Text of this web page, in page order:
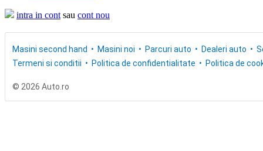
intra in cont sau cont nou
Masini second hand Masini noi Parcuri auto Dealeri auto
Termeni si conditii
Politica de confidentialitate Politica de
© 2026 Auto.ro